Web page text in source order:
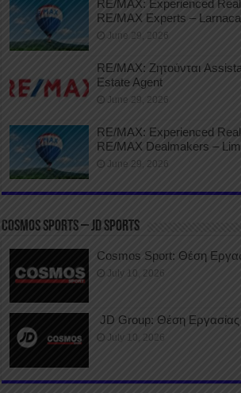
RE/MAX: Experienced
RE/MAX Experts – Larnaca
June 29, 2026
RE/MAX: Ζητούνται
Estate Agent
June 29, 2026
RE/MAX: Experienced
RE/MAX Dealmakers –
June 29, 2026
COSMOS SPORTS – JD SPORTS
Cosmos Sport: Θέση
July 10, 2026
JD Group: Θέση Εργασίας
July 10, 2026